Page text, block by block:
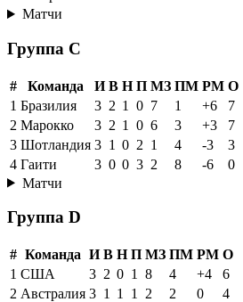
Матчи
Группа C
# Команда И В Н П МЗ ПМ РМ О
1 Бразилия 3 2 1 0 7 1 +6
7
2 Марокко 3 2 1 0 6 3 +3
7
3 Шотландия 3 1 0 2 1 4 -3
3
4 Гаити 3 0 0 3 2 8 -6
0
Матчи
Группа D
# Команда И В Н П МЗ ПМ РМ О
1 США 3 2 0 1 8 4 +4
6
2 Австралия 3 1 1 1 2 2 0
4